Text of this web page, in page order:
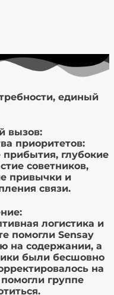
единый
вызов:
приоритетов:
глубокие
советников,
привычки и
связи.
логистика и
помогли Sensay
на содержании, а
были бесшовно
на
группе